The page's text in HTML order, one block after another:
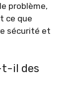
problème,
ce que
sécurité et
t-il des